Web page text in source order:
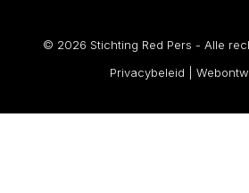
© 2026 Stichting Red Pers - Alle
Privacybeleid